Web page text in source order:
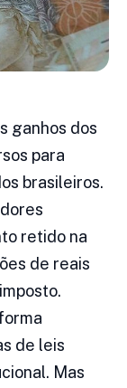
ganhos dos
para
brasileiros.
retido na
de reais
de leis
Mas